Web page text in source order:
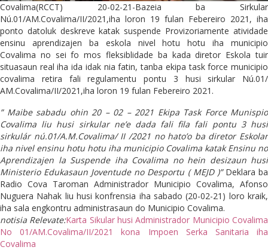
Covalima(RCCT) 20-02-21-Bazeia ba Sirkular
Nú.01/AM.Covalima/II/2021,iha loron 19 fulan Febereiro 2021, iha
ponto datoluk deskreve katak suspende Provizoriamente atividade
ensinu aprendizajen ba eskola nivel hotu hotu iha municipio
Covalima no sei fo mos fleksiblidade ba kada diretor Eskola tuir
situasaun real iha ida idak nia fatin, tanba ekipa task force municipio
covalima retira fali regulamentu pontu 3 husi sirkular Nú.01/
AM.Covalima/II/2021,iha loron 19 fulan Febereiro 2021.
” Maibe sabadu ohin 20 – 02 – 2021 Ekipa Task Force Munispio
Covalima liu husi sirkular ne’e dada fali fila fali pontu 3 husi
sirkulár nú.01/A.M.Covalima/ II /2021 no hato’o ba diretor Eskolar
iha nivel ensinu hotu hotu iha municipio Covalima katak Ensinu no
Aprendizajen la Suspende iha Covalima no hein desizaun husi
Ministerio Edukasaun Joventude no Desportu ( MEJD )”Deklara ba
Radio Cova Taroman Administrador Municipio Covalima, Afonso
Nuguera Nahak liu husi konfrensia iha sabado (20-02-21) loro kraik,
iha sala engkontru administrasaun do Municipio Covalima.
notisia Relevate:Karta Sikular husi Administrador Municipio Covalima
No 01/AM.Covalima/II/2021 kona Impoen Serka Sanitaria iha
Covalima